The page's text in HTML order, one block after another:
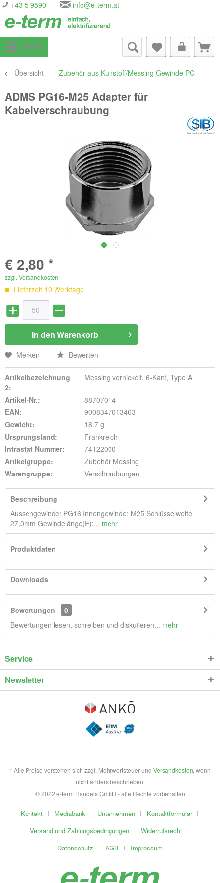
+43 5 9590 info@e-term.at
Menü
Übersicht Zubehör aus Kunstoff/Messing Gewinde PG
ADMS PG16-M25 Adapter für
Kabelverschraubung
€ 2,80 *
zzgl. Versandkosten
Lieferzeit 10 Werktage
In den Warenkorb
Merken Bewerten
Artikelbezeichnung
2:
Messing vernickelt, 6-Kant, Type A
Artikel-Nr.:
88707014
EAN:
9008347013463
Gewicht:
18.7 g
Ursprungsland:
Frankreich
Intrastat Nummer:
74122000
Artikelgruppe:
Zubehör Messing
Warengruppe:
Verschraubungen
Beschreibung
Aussengewinde: PG16 Innengewinde: M25 Schlüsselweite:
27,0mm Gewindelänge(E):... mehr
Produktdaten
Downloads
Bewertungen
0
Bewertungen lesen, schreiben und diskutieren... mehr
Service
Newsletter
* Alle Preise verstehen sich zzgl. Mehrwertsteuer und Versandkosten, wenn
nicht anders beschrieben.
© 2022 e-term Handels GmbH - alle Rechte vorbehalten
Kontakt Mediabank Unternehmen
Kontaktformular
Versand und Zahlungsbedingungen
Widerrufsrecht
Datenschutz
AGB Impressum